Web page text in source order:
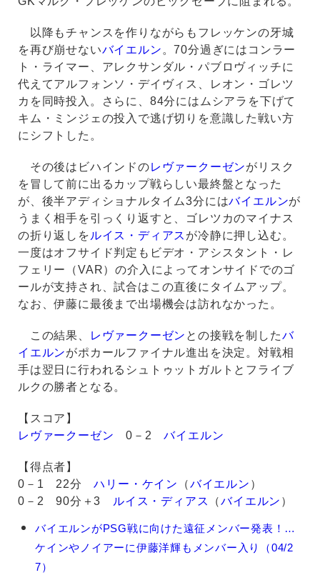
以降もチャンスを作りながらもフレッケンの牙城
を再び崩せないバイエルン。70分過ぎにはコンラー
ト・ライマー、アレクサンダル・パブロヴィッチに
代えてアルフォンソ・デイヴィス、レオン・ゴレツ
カを同時投入。さらに、84分にはムシアラを下げて
キム・ミンジェの投入で逃げ切りを意識した戦い方
にシフトした。
その後はビハインドのレヴァークーゼンがリスク
を冒して前に出るカップ戦らしい最終盤となった
が、後半アディショナルタイム3分にはバイエルンが
うまく相手を引っくり返すと、ゴレツカのマイナス
の折り返しをルイス・ディアス が冷静に押し込む。
一度はオフサイド判定もビデオ・アシスタント・レ
フェリー（VAR）の介入によってオンサイドでのゴ
ールが支持され、試合はこの直後にタイムアップ。
なお、伊藤に最後まで出場機会は訪れなかった。
この結果、 レヴァークーゼン との接戦を制したバ
イエルンがポカールファイナル進出を決定。対戦相
手は翌日に行われるシュトゥットガルトとフライブ
ルクの勝者となる。
【スコア】
レヴァークーゼン 0－2バイエルン
【得点者】
0－1 22分ハリー・ケイン （バイエルン ）
0－2 90分＋3 ルイス・ディアス （バイエルン ）
ハ
ー・
バイエルンがPSG戦に向けた遠征メンバー発表！…
ケインやノイアーに伊藤洋輝もメンバー入り（04/2
7）